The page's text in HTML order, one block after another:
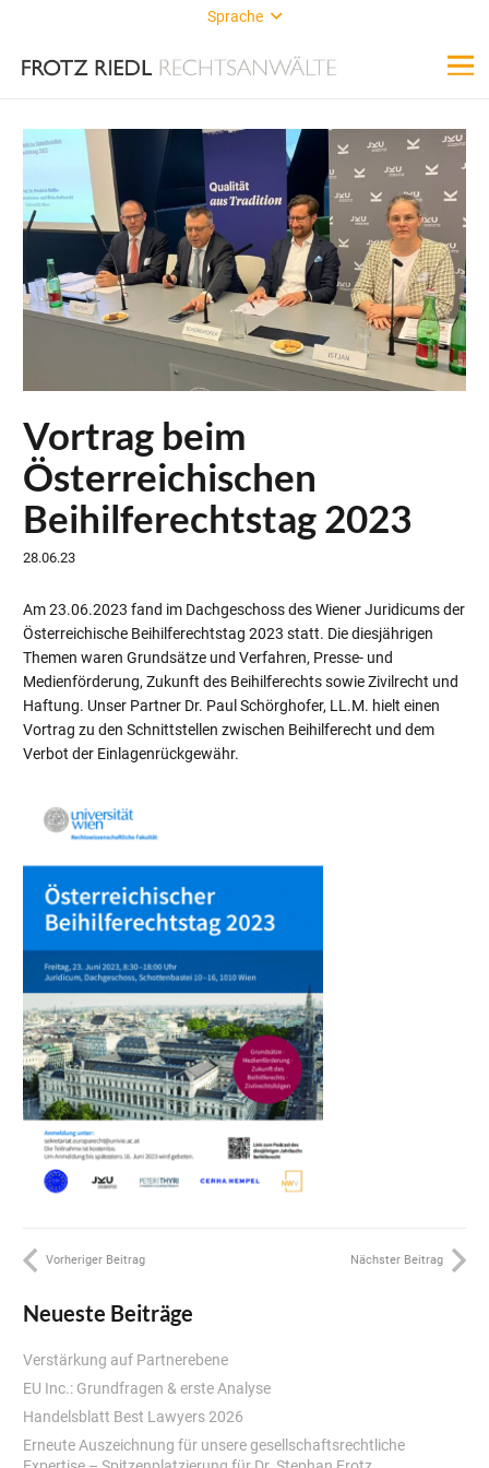
Sprache
Vortrag beim
Österreichischen
Beihilferechtstag 2023
28.06.23
Am 23.06.2023 fand im Dachgeschoss des Wiener Juridicums der
Österreichische Beihilferechtstag 2023 statt. Die diesjährigen
Themen waren Grundsätze und Verfahren, Presse- und
Medienförderung, Zukunft des Beihilferechts sowie Zivilrecht und
Haftung. Unser Partner Dr. Paul Schörghofer, LL.M. hielt einen
Vortrag zu den Schnittstellen zwischen Beihilferecht und dem
Verbot der Einlagenrückgewähr.
Vorheriger Beitrag Nächster Beitrag
Neueste Beiträge
Verstärkung auf Partnerebene
EU Inc.: Grundfragen & erste Analyse
Handelsblatt Best Lawyers 2026
Erneute Auszeichnung für unsere gesellschaftsrechtliche